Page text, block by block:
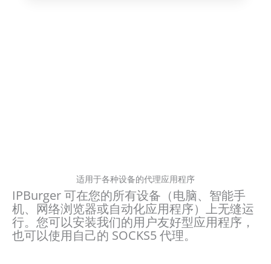
适用于各种设备的代理应用程序
IPBurger 可在您的所有设备（电脑、智能手
机、网络浏览器或自动化应用程序）上无缝运
行。您可以安装我们的用户友好型应用程序，
也可以使用自己的 SOCKS5 代理。